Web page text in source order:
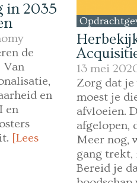
in 2035
de
Van
en
en
[Lees
13 mei
Zorg dat
moest je
afvloeien.
afgelopen,
Meer nog,
gang trekt,
Bereid je